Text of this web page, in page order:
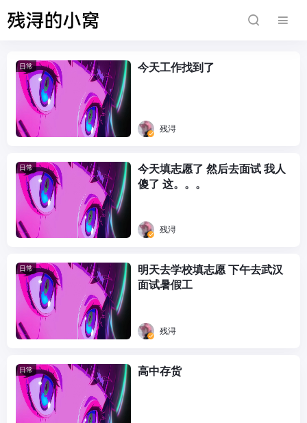
日常 今天工作找到了
残浔
日常
今天填志愿了 然后去面试 我人
傻了 这。。。
残浔
日常
明天去学校填志愿 下午去武汉
面试暑假工
残浔
日常 高中存货